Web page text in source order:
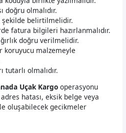
doğru olmalıdır.
şekilde belirtilmelidir.
fatura bilgileri hazırlanmalıdır.
doğru verilmelidir.
koruyucu malzemeyle
tutarlı olmalıdır.
Uçak Kargo operasyonu
hatası, eksik belge veya
oluşabilecek gecikmeler